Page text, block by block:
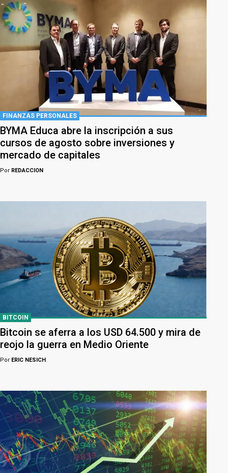
FINANZAS PERSONALES
BYMA Educa abre la inscripción a sus
cursos de agosto sobre inversiones y
mercado de capitales
Por REDACCION
BITCOIN
Bitcoin se aferra a los USD 64.500 y mira de
reojo la guerra en Medio Oriente
Por ERIC NESICH